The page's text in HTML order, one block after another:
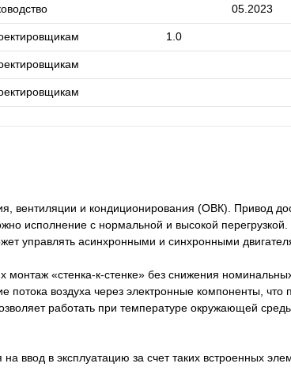
05.2023
1.0
вентиляции и кондиционирования (ОВК). Привод
исполнение с нормальной и высокой
управлять асинхронными и синхронными
«стенка-к-стенке» без снижения
воздуха через электронные компоненты, что
работать при температуре окружающей
ввод в эксплуатацию за счет таких встроенных